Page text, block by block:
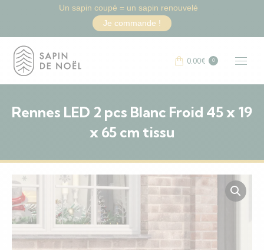
0.00€ 0
Rennes LED 2 pcs Blanc Froid 45 x 19
x 65 cm tissu
Un sapin coupé = un sapin renouvelé
Je commande !